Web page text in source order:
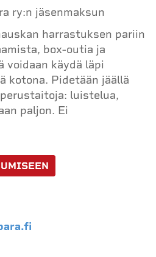
ry:n jäsenmaksun
harrastuksen pariin
box-outia ja
voidaan käydä läpi
kotona. Pidetään jäällä
luistelua,
paljon. Ei